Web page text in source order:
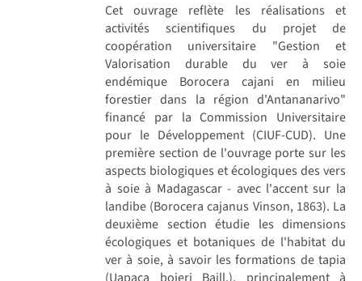
Cet ouvrage reflète les réalisations et
activités scientifiques du projet de
coopération universitaire "Gestion et
Valorisation durable du ver à soie
endémique Borocera cajani en milieu
forestier dans la région d'Antananarivo"
financé par la Commission Universitaire
pour le Développement (CIUF-CUD). Une
première section de l'ouvrage porte sur les
aspects biologiques et écologiques des vers
à soie à Madagascar - avec l'accent sur la
landibe (Borocera cajanus Vinson, 1863). La
deuxième section étudie les dimensions
écologiques et botaniques de l'habitat du
ver à soie, à savoir les formations de tapia